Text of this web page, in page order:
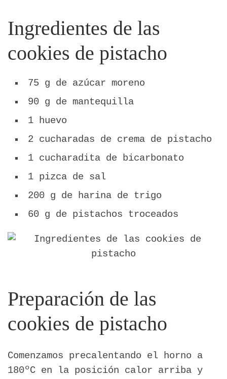
Ingredientes de las
cookies de pistacho
75 g de azúcar moreno
90 g de mantequilla
1 huevo
2 cucharadas de crema de pistacho
1 cucharadita de bicarbonato
1 pizca de sal
200 g de harina de trigo
60 g de pistachos troceados
Preparación de las
cookies de pistacho
Comenzamos precalentando el horno a
180ºC en la posición calor arriba y